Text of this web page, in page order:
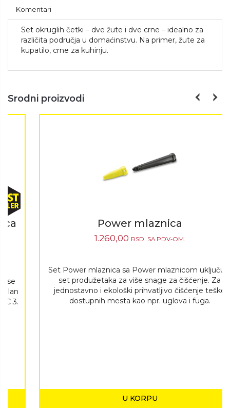
Komentari
Set okruglih četki – dve žute i dve crne – idealno za
različita područja u domaćinstvu. Na primer, žute za
kupatilo, crne za kuhinju.
Srodni proizvodi
Power mlaznica
1.260,00RSD. SA PDV-OM.
Set Power mlaznica sa Power mlaznicom uključuje
set produžetaka za više snage za čišćenje. Za
jednostavno i ekološki prihvatljivo čišćenje teško
dostupnih mesta kao npr. uglova i fuga.
U KORPU